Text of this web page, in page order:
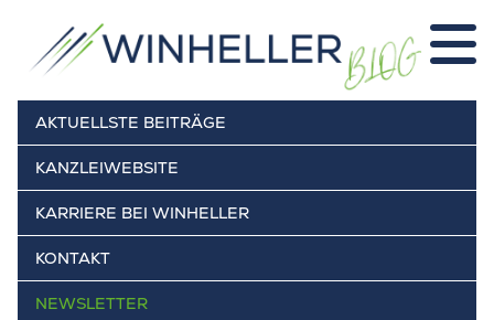
AKTUELLSTE BEITRÄGE
KANZLEIWEBSITE
KARRIERE BEI WINHELLER
KONTAKT
NEWSLETTER